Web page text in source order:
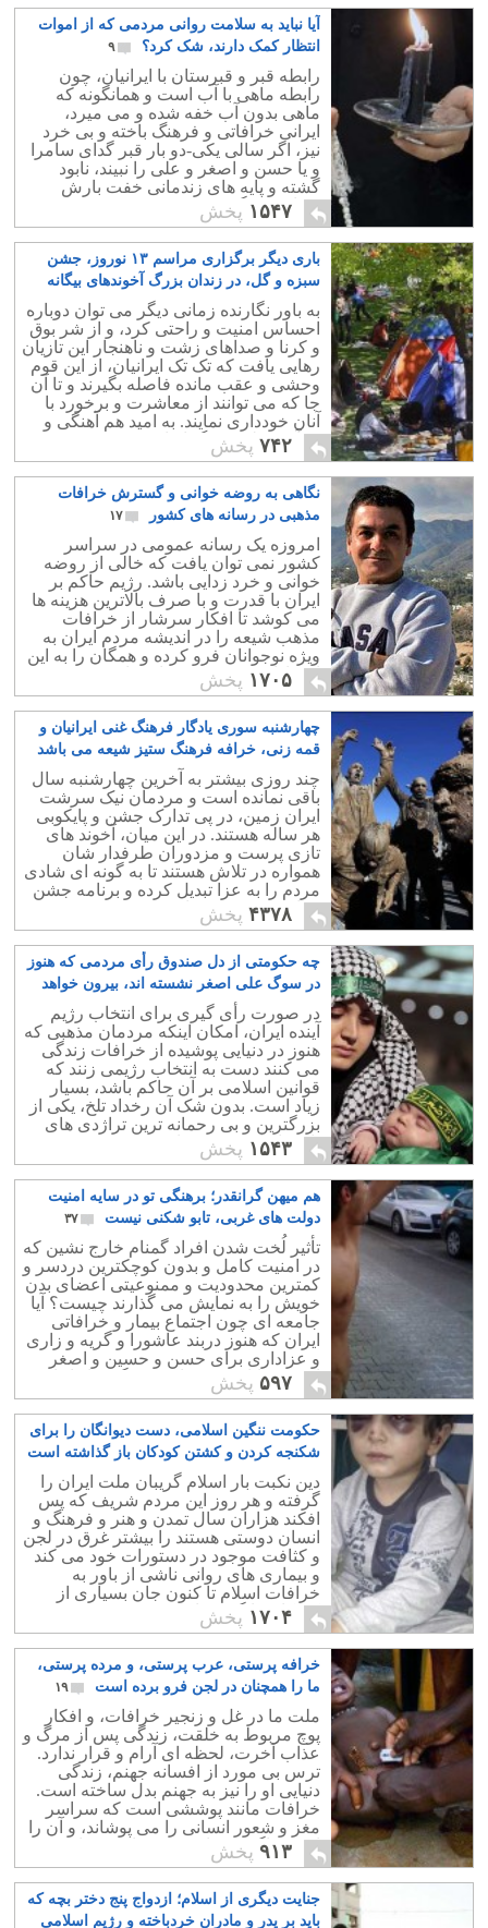
آیا نباید به سلامت روانی مردمی که از اموات
انتظار کمک دارند، شک کرد؟
۹
رابطه قبر و قبرستان با ایرانیان، چون
رابطه ماهی با آب است و همانگونه که
ماهی بدون آب خفه شده و می میرد،
ایرانی خرافاتی و فرهنگ باخته و بی خرد
نیز، اگر سالی یکی-دو بار قبر گدای سامرا
و یا حسن و اصغر و علی را نبیند، نابود
گشته و پایه های زندمانی خفت بارش
ویران می گردد.
۱۵۴۷ پخش
باری دیگر برگزاری مراسم ۱۳ نوروز، جشن
سبزه و گل، در زندان بزرگ آخوندهای بیگانه
به باور نگارنده زمانی دیگر می توان دوباره
احساس امنیت و راحتی کرد، و از شر بوق
و کرنا و صداهای زشت و ناهنجار این تازیان
رهایی یافت که تک تک ایرانیان، از این قوم
وحشی و عقب مانده فاصله بگیرند و تا آن
جا که می توانند از معاشرت و برخورد با
آنان خودداری نمایند. به امید هم آهنگی و
همآورد ملت بزرگ ایران
۷۴۲ پخش
نگاهی به روضه خوانی و گسترش خرافات
مذهبی در رسانه های کشور
۱۷
امروزه یک رسانه عمومی در سراسر
کشور نمی توان یافت که خالی از روضه
خوانی و خرد زدایی باشد. رژیم حاکم بر
ایران با قدرت و با صرف بالاترین هزینه ها
می کوشد تا افکار سرشار از خرافات
مذهب شیعه را در اندیشه مردم ایران به
ویژه نوجوانان فرو کرده و همگان را به این
اعتقادات پوچ و بی معنا معتاد و معتقد
نماید.
۱۷۰۵ پخش
چهارشنبه سوری یادگار فرهنگ غنی ایرانیان و
قمه زنی، خرافه فرهنگ ستیز شیعه می باشد
چند روزی بیشتر به آخرین چهارشنبه سال
باقی نمانده است و مردمان نیک سرشت
ایران زمین، در پی تدارک جشن و پایکوبی
هر ساله هستند. در این میان، آخوند های
تازی پرست و مزدوران طرفدار شان
همواره در تلاش هستند تا به گونه ای شادی
مردم را به عزا تبدیل کرده و برنامه جشن
چهارشنبه سوری را بر هم بریزند.
۴۳۷۸ پخش
چه حکومتی از دل صندوق رأی مردمی که هنوز
در سوگ علی اصغر نشسته اند، بیرون خواهد
در صورت رأی گیری برای انتخاب رژیم
آینده ایران، امکان اینکه مردمان مذهبی که
هنوز در دنیایی پوشیده از خرافات زندگی
می کنند دست به انتخاب رژیمی زنند که
قوانین اسلامی بر آن حاکم باشد، بسیار
زیاد است. بدون شک آن رخداد تلخ، یکی از
بزرگترین و بی رحمانه ترین تراژدی های
تاریخ ایران زمین خواهد بود.
۱۵۴۳ پخش
هم میهن گرانقدر؛ برهنگی تو در سایه امنیت
دولت های غربی، تابو شکنی نیست
۳۷
تأثیر لُخت شدن افراد گمنام خارج نشین که
در امنیت کامل و بدون کوچکترین دردسر و
کمترین محدودیت و ممنوعیتی اعضای بدن
خویش را به نمایش می گذارند چیست؟ آیا
جامعه ای چون اجتماع بیمار و خرافاتی
ایران که هنوز دربند عاشورا و گریه و زاری
و عزاداری برای حسن و حسین و اصغر
است، توانایی هضم این برهنگی ها را دارد؟
۵۹۷ پخش
حکومت ننگین اسلامی، دست دیوانگان را برای
شکنجه کردن و کشتن کودکان باز گذاشته است
۱۲
دین نکبت بار اسلام گریبان ملت ایران را
گرفته و هر روز این مردم شریف که پس
افکند هزاران سال تمدن و هنر و فرهنگ و
انسان دوستی هستند را بیشتر غرق در لجن
و کثافت موجود در دستورات خود می کند
و بیماری های روانی ناشی از باور به
خرافات اسلام تا کنون جان بسیاری از
کودکان را گرفته است.
۱۷۰۴ پخش
خرافه پرستی، عرب پرستی، و مرده پرستی،
ما را همچنان در لجن فرو برده است
۱۹
ملت ما در غل و زنجیر خرافات، و افکار
پوچ مربوط به خلقت، زندگی پس از مرگ و
عذاب آخرت، لحظه ای آرام و قرار ندارد.
ترس بی مورد از افسانه جهنم، زندگی
دنیایی او را نیز به جهنم بدل ساخته است.
خرافات مانند پوششی است که سراسر
مغز و شعور انسانی را می پوشاند، و آن را
ازهرفراگیری و اندیشیدن باز می دارد.
۹۱۳ پخش
جنایت دیگری از اسلام؛ ازدواج پنج دختر بچه که
باید بر پدر و مادران خردباخته و رژیم اسلامی